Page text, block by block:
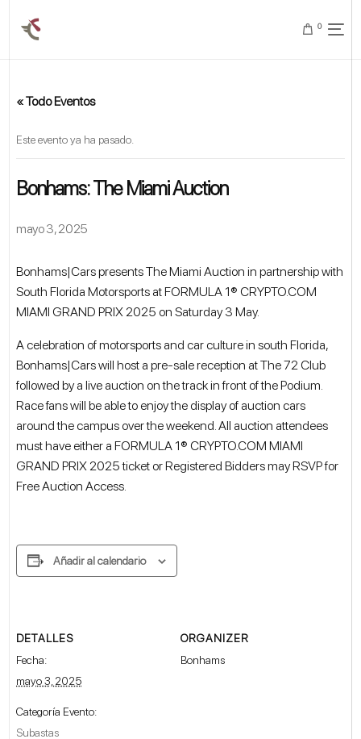
0
« Todo Eventos
Este evento ya ha pasado.
Bonhams: The Miami Auction
mayo 3, 2025
Bonhams|Cars presents The Miami Auction in partnership with
South Florida Motorsports at FORMULA 1® CRYPTO.COM
MIAMI GRAND PRIX 2025 on Saturday 3 May.
A celebration of motorsports and car culture in south Florida,
Bonhams|Cars will host a pre-sale reception at The 72 Club
followed by a live auction on the track in front of the Podium.
Race fans will be able to enjoy the display of auction cars
around the campus over the weekend. All auction attendees
must have either a FORMULA 1® CRYPTO.COM MIAMI
GRAND PRIX 2025 ticket or Registered Bidders may RSVP for
Free Auction Access.
Añadir al calendario
DETALLES
Fecha:
mayo 3, 2025
Categoría Evento:
Subastas
ORGANIZER
Bonhams